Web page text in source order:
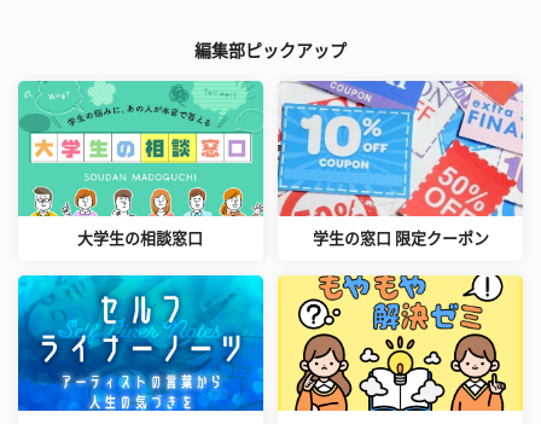
編集部ピックアップ
大学生の相談窓口 学生の窓口 限定クーポン